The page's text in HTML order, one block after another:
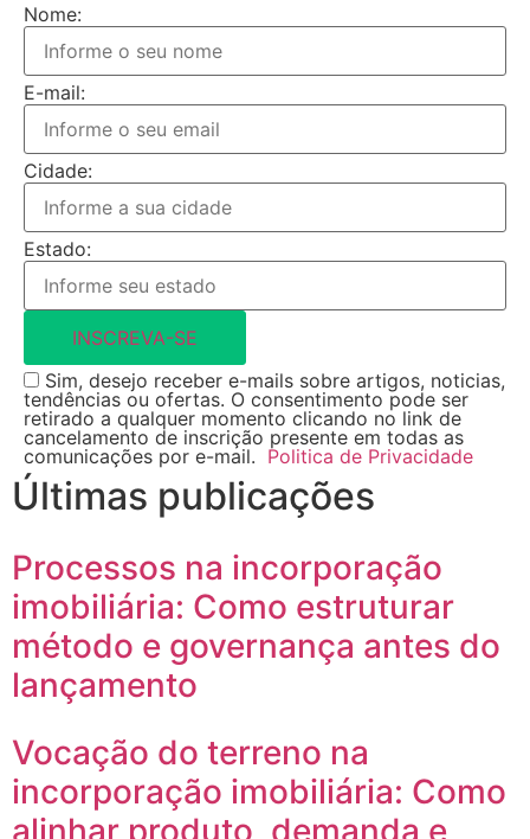
Nome:
E-mail:
Cidade:
Estado:
INSCREVA-SE
Sim, desejo receber e-mails sobre artigos, noticias,
tendências ou ofertas. O consentimento pode ser
retirado a qualquer momento clicando no link de
cancelamento de inscrição presente em todas as
comunicações por e-mail. Politica de Privacidade
Últimas publicações
Processos na incorporação
imobiliária: Como estruturar
método e governança antes do
lançamento
Vocação do terreno na
incorporação imobiliária: Como
alinhar produto, demanda e